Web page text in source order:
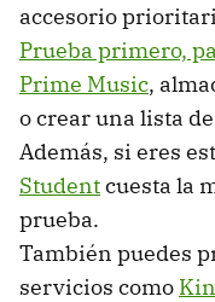
accesorio
Prueba primero,
Prime Music,
o crear una lista
Además, si eres
Studentcuesta la
prueba.
También puedes
servicios como